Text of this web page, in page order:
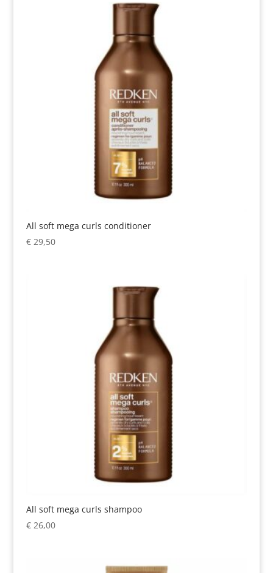
All soft mega curls conditioner
€29,50
All soft mega curls shampoo
€26,00